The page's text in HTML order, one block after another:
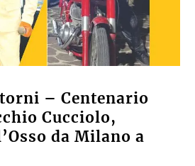
– Centenario
Cucciolo,
da Milano a